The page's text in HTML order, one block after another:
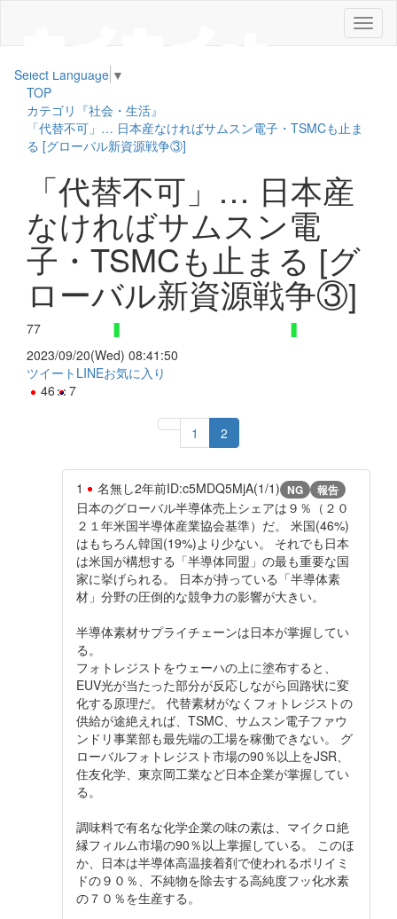
メ
ニ
Select Language ▼
TOP
カテゴリ『社会・生活』
「代替不可」… 日本産なければサムスン電子・TSMCも止ま
る [グローバル新資源戦争③]
「代替不可」… 日本産
なければサムスン電
子・TSMCも止まる [グ
ローバル新資源戦争③]
77
2023/09/20(Wed) 08:41:50
ツイート LINEお気に入り
46
7
1 2
1 名無し2年前ID:c5MDQ5MjA(1/1) NG 報告
日本のグローバル半導体売上シェアは９％（２０
２１年米国半導体産業協会基準）だ。 米国(46%)
はもちろん韓国(19%)より少ない。 それでも日本
は米国が構想する「半導体同盟」の最も重要な国
家に挙げられる。 日本が持っている「半導体素
材」分野の圧倒的な競争力の影響が大きい。
半導体素材サプライチェーンは日本が掌握してい
る。
フォトレジストをウェーハの上に塗布すると、
EUV光が当たった部分が反応しながら回路状に変
化する原理だ。 代替素材がなくフォトレジストの
供給が途絶えれば、TSMC、サムスン電子ファウ
ンドリ事業部も最先端の工場を稼働できない。 グ
ローバルフォトレジスト市場の90％以上をJSR、
住友化学、東京岡工業など日本企業が掌握してい
る。
調味料で有名な化学企業の味の素は、マイクロ絶
縁フィルム市場の90％以上掌握している。 このほ
か、日本は半導体高温接着剤で使われるポリイミ
ドの９０％、不純物を除去する高純度フッ化水素
の７０％を生産する。